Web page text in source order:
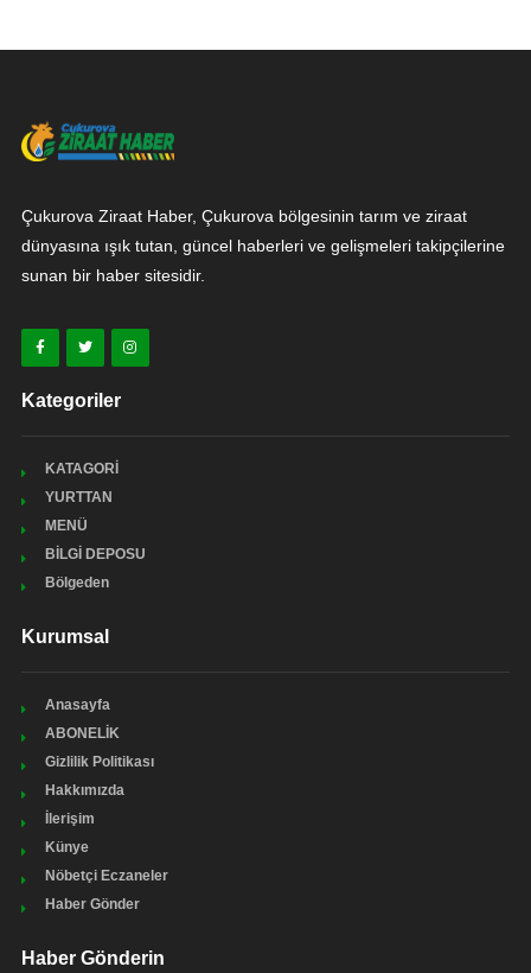
Çukurova Ziraat Haber, Çukurova bölgesinin tarım ve ziraat
dünyasına ışık tutan, güncel haberleri ve gelişmeleri takipçilerine
sunan bir haber sitesidir.
Kategoriler
KATAGORİ
YURTTAN
MENÜ
BİLGİ DEPOSU
Bölgeden
Kurumsal
Anasayfa
ABONELİK
Gizlilik Politikası
Hakkımızda
İlerişim
Künye
Nöbetçi Eczaneler
Haber Gönder
Haber Gönderin